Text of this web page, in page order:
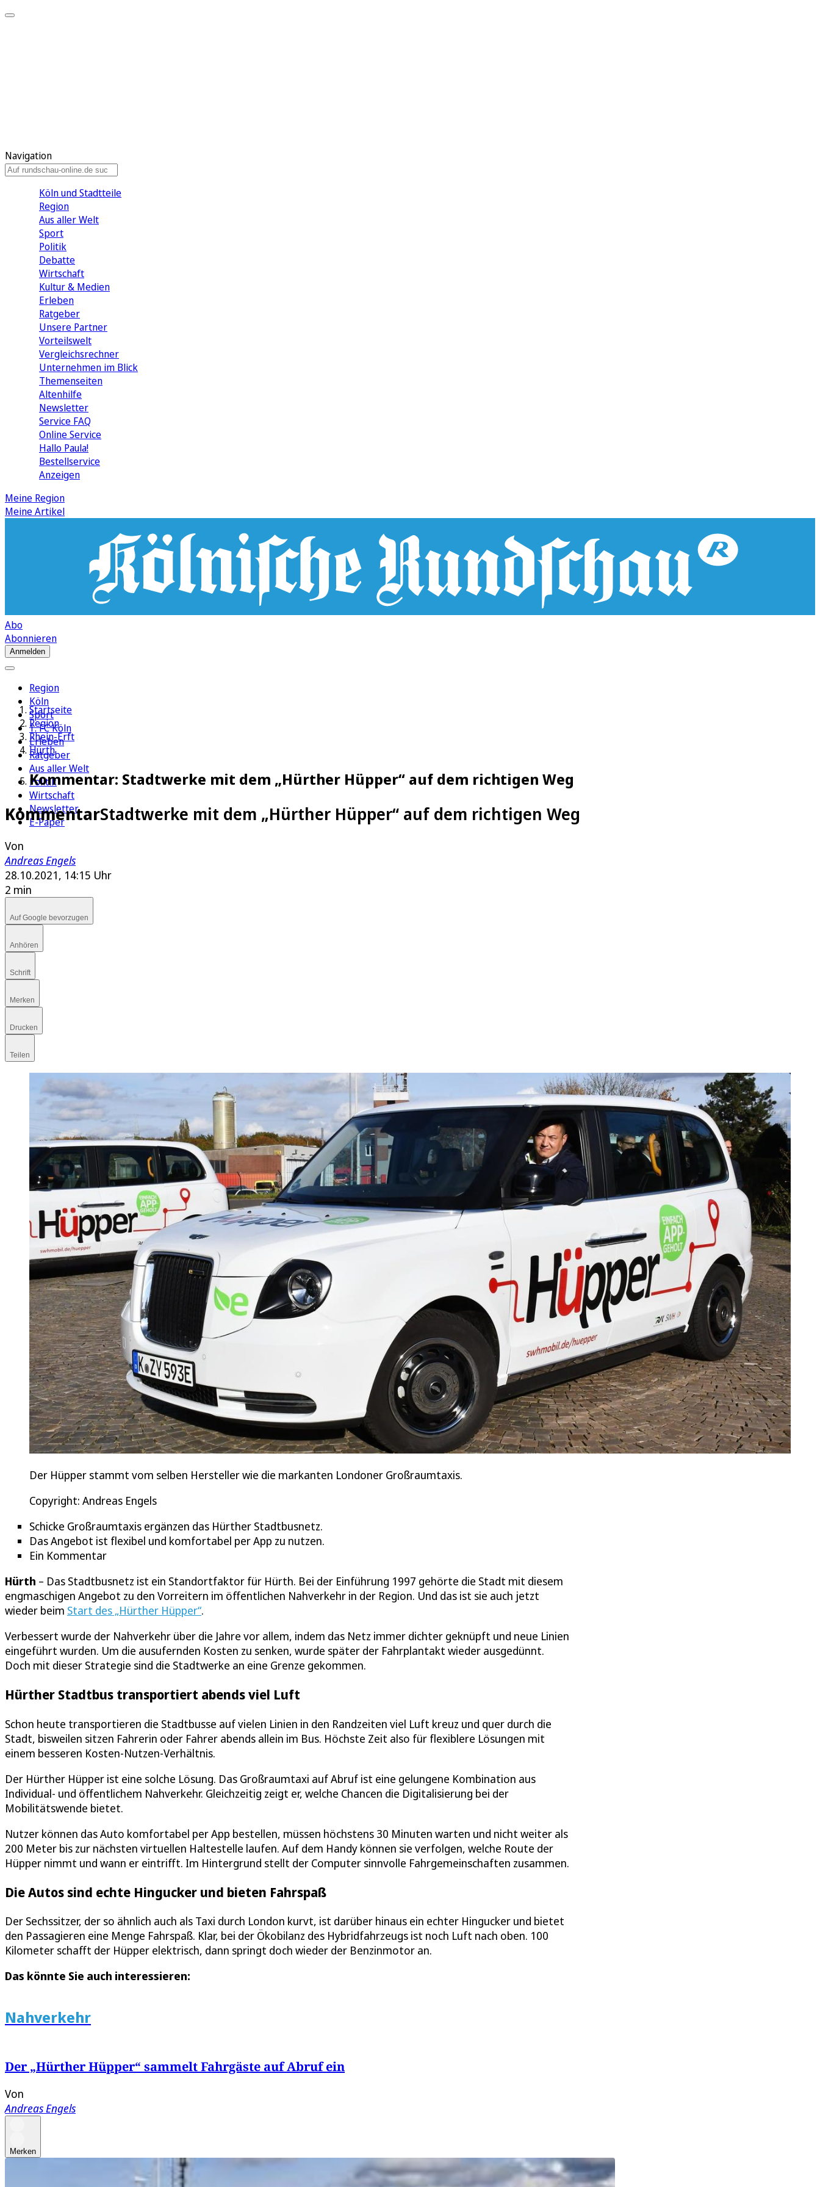
Navigation
Köln und Stadtteile
Region
Aus aller Welt
Sport
Politik
Debatte
Wirtschaft
Kultur & Medien
Erleben
Ratgeber
Unsere Partner
Vorteilswelt
Vergleichsrechner
Unternehmen im Blick
Themenseiten
Altenhilfe
Newsletter
Service FAQ
Online Service
Hallo Paula!
Bestellservice
Anzeigen
Meine Region
Meine Artikel
Abo
Abonnieren
Anmelden
Region
Köln
Sport
1. FC Köln
Erleben
Ratgeber
Aus aller Welt
Politik
Wirtschaft
Newsletter
E-Paper
Startseite
Region
Rhein-Erft
Hürth
Kommentar: Stadtwerke mit dem „Hürther Hüpper“ auf dem richtigen Weg
KommentarStadtwerke mit dem „Hürther Hüpper“ auf dem richtigen Weg
Von
Andreas Engels
28.10.2021, 14:15 Uhr
2 min
Auf Google bevorzugen
Anhören
Schrift
Merken
Drucken
Teilen
Der Hüpper stammt vom selben Hersteller wie die markanten Londoner Großraumtaxis.
Copyright: Andreas Engels
Schicke Großraumtaxis ergänzen das Hürther Stadtbusnetz.
Das Angebot ist flexibel und komfortabel per App zu nutzen.
Ein Kommentar
Hürth – Das Stadtbusnetz ist ein Standortfaktor für Hürth. Bei der Einführung 1997 gehörte die Stadt mit diesem
engmaschigen Angebot zu den Vorreitern im öffentlichen Nahverkehr in der Region. Und das ist sie auch jetzt
wieder beim Start des „Hürther Hüpper“.
Verbessert wurde der Nahverkehr über die Jahre vor allem, indem das Netz immer dichter geknüpft und neue Linien
eingeführt wurden. Um die ausufernden Kosten zu senken, wurde später der Fahrplantakt wieder ausgedünnt.
Doch mit dieser Strategie sind die Stadtwerke an eine Grenze gekommen.
Hürther Stadtbus transportiert abends viel Luft
Schon heute transportieren die Stadtbusse auf vielen Linien in den Randzeiten viel Luft kreuz und quer durch die
Stadt, bisweilen sitzen Fahrerin oder Fahrer abends allein im Bus. Höchste Zeit also für flexiblere Lösungen mit
einem besseren Kosten-Nutzen-Verhältnis.
Der Hürther Hüpper ist eine solche Lösung. Das Großraumtaxi auf Abruf ist eine gelungene Kombination aus
Individual- und öffentlichem Nahverkehr. Gleichzeitig zeigt er, welche Chancen die Digitalisierung bei der
Mobilitätswende bietet.
Nutzer können das Auto komfortabel per App bestellen, müssen höchstens 30 Minuten warten und nicht weiter als
200 Meter bis zur nächsten virtuellen Haltestelle laufen. Auf dem Handy können sie verfolgen, welche Route der
Hüpper nimmt und wann er eintrifft. Im Hintergrund stellt der Computer sinnvolle Fahrgemeinschaften zusammen.
Die Autos sind echte Hingucker und bieten Fahrspaß
Der Sechssitzer, der so ähnlich auch als Taxi durch London kurvt, ist darüber hinaus ein echter Hingucker und bietet
den Passagieren eine Menge Fahrspaß. Klar, bei der Ökobilanz des Hybridfahrzeugs ist noch Luft nach oben. 100
Kilometer schafft der Hüpper elektrisch, dann springt doch wieder der Benzinmotor an.
Das könnte Sie auch interessieren:
Nahverkehr
Der „Hürther Hüpper“ sammelt Fahrgäste auf Abruf ein
Von
Andreas Engels
Merken